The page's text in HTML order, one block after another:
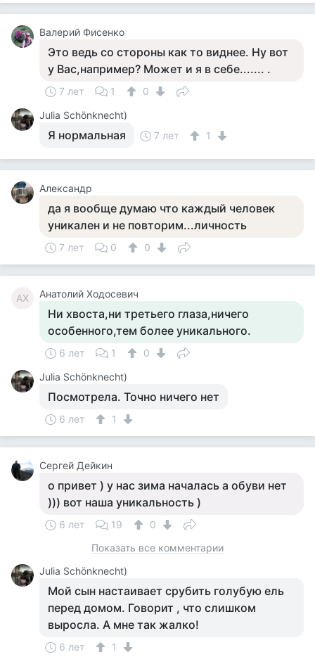
Валерий Фисенко
Это ведь со стороны как то виднее. Ну вот
у Вас,например? Может и я в себе....... .
7 лет 1
0
Julia Schönknecht)
Я нормальная 7 лет 1
Александр
да я вообще думаю что каждый человек
уникален и не повторим...личность
7 лет 0 0
АХ Анатолий Ходосевич
Ни хвоста,ни третьего глаза,ничего
особенного,тем более уникального.
6 лет 1
0
Julia Schönknecht)
Посмотрела. Точно ничего нет
6 лет 1
Сергей Дейкин
о привет ) у нас зима началась а обуви нет
))) вот наша уникальность )
6 лет 19
0
Показать все комментарии
Julia Schönknecht)
Мой сын настаивает срубить голубую ель
перед домом. Говорит , что слишком
выросла. А мне так жалко!
6 лет
1